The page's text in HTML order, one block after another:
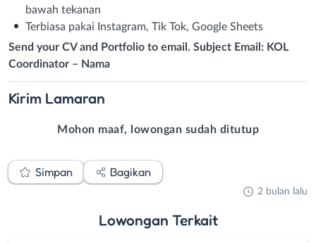
bawah tekanan
Terbiasa pakai Instagram, Tik Tok, Google Sheets
Send your CV and Portfolio to email. Subject Email: KOL
Coordinator – Nama
Kirim Lamaran
Mohon maaf, lowongan sudah ditutup
Simpan Bagikan
2 bulan lalu
Lowongan Terkait